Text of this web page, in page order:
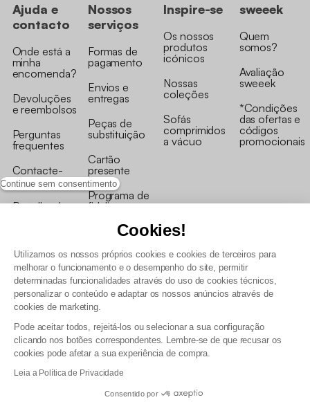
Continue sem consentimento
Cookies!
Utilizamos os nossos próprios cookies e cookies de terceiros para
melhorar o funcionamento e o desempenho do site, permitir
determinadas funcionalidades através do uso de cookies técnicos,
personalizar o conteúdo e adaptar os nossos anúncios através de
cookies de marketing.
Pode aceitar todos, rejeitá-los ou selecionar a sua configuração
clicando nos botões correspondentes. Lembre-se de que recusar os
cookies pode afetar a sua experiência de compra.
Leia a Política de Privacidade
Consentido por
Ajuda e
contacto
Onde está a
minha
encomenda?
Devoluções
e reembolsos
Perguntas
frequentes
Contacte-
nos
Recolha de
Nossos
serviços
Formas de
pagamento
Envios e
entregas
Peças de
substituição
Cartão
presente
Programa de
fidelizaçao
Inspire-se
Os nossos
produtos
icónicos
Nossas
coleções
Sofás
comprimidos
a vácuo
sweeek
Quem
somos?
Avaliação
sweeek
*Condições
das ofertas e
códigos
promocionais
Termos e Condições Gerais de Venda e Aviso Legal
Gestão de dados pessoais e política de cookies
Termos e condições gerais de venda pro
Declaração de Acessibilidade